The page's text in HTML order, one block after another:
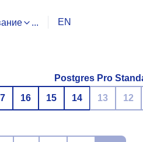
... EN
Postgres Pro
16 15 14 13 12